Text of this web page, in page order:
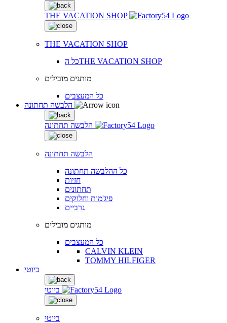
THE VACATION SHOP
THE VACATION SHOP
כל הTHE VACATION SHOP
מותגים מובילים
כל המעצבים
הלבשה תחתונה
הלבשה תחתונה
כל ההלבשה תחתונה
חזיות
תחתונים
פיג'מות וחלוקים
גרביים
מותגים מובילים
כל המעצבים
CALVIN KLEIN
TOMMY HILFIGER
ביוטי
ביוטי
ביוטי